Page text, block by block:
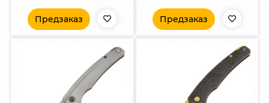
Предзаказ Предзаказ